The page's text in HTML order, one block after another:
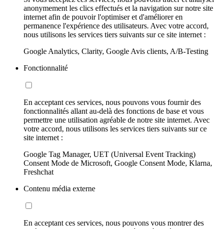
anonymement les clics effectués et la navigation sur notre site
internet afin de pouvoir l'optimiser et d'améliorer en
permanence l'expérience des utilisateurs. Avec votre accord,
nous utilisons les services tiers suivants sur ce site internet :
Google Analytics, Clarity, Google Avis clients, A/B-Testing
Fonctionnalité
En acceptant ces services, nous pouvons vous fournir des
fonctionnalités allant au-delà des fonctions de base et vous
permettre une utilisation agréable de notre site internet. Avec
votre accord, nous utilisons les services tiers suivants sur ce
site internet :
Google Tag Manager, UET (Universal Event Tracking)
Consent Mode de Microsoft, Google Consent Mode, Klarna,
Freshchat
Contenu média externe
En acceptant ces services, nous pouvons vous montrer des